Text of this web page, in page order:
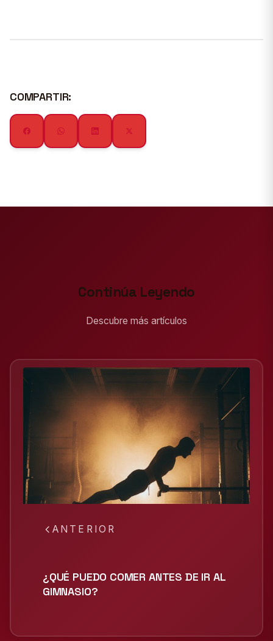
COMPARTIR:
Continúa Leyendo
Descubre más artículos
ANTERIOR
¿QUÉ PUEDO COMER ANTES DE IR AL
GIMNASIO?